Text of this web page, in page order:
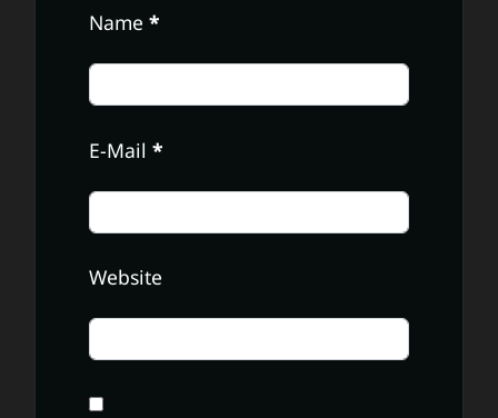
Name *
E-Mail *
Website